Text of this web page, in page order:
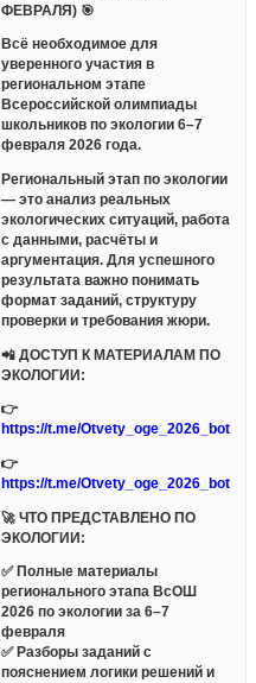
ФЕВРАЛЯ) 🎯
Всё необходимое для
уверенного участия в
региональном этапе
Всероссийской олимпиады
школьников по экологии 6–7
февраля 2026 года.
Региональный этап по экологии
— это анализ реальных
экологических ситуаций, работа
с данными, расчёты и
аргументация. Для успешного
результата важно понимать
формат заданий, структуру
проверки и требования жюри.
📲 ДОСТУП К МАТЕРИАЛАМ ПО
ЭКОЛОГИИ:
👉
https://t.me/Otvety_oge_2026_bot
👉
https://t.me/Otvety_oge_2026_bot
🚀 ЧТО ПРЕДСТАВЛЕНО ПО
ЭКОЛОГИИ:
✅ Полные материалы
регионального этапа ВсОШ
2026 по экологии за 6–7
февраля
✅ Разборы заданий с
пояснением логики решений и